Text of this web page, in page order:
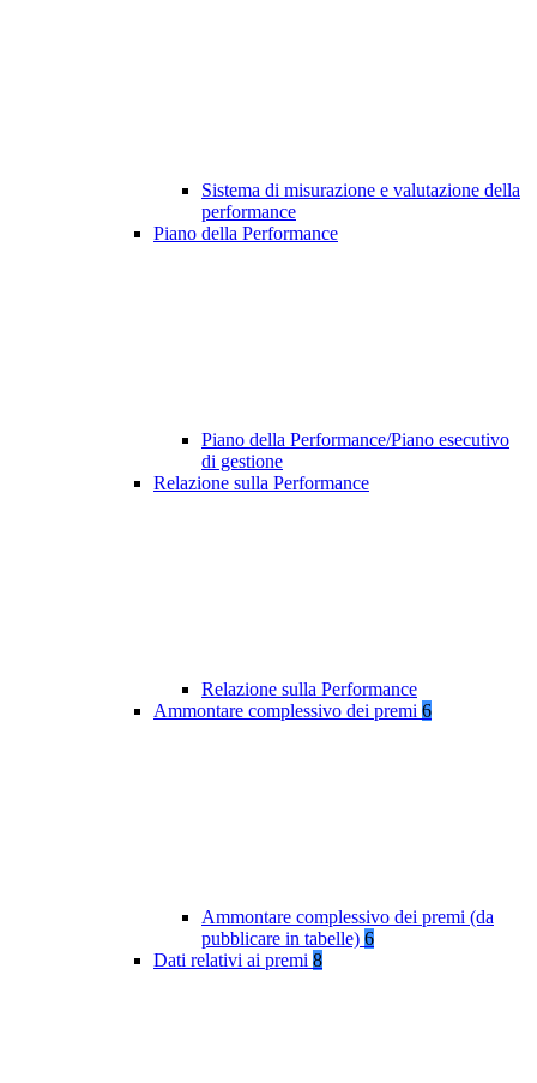
Sistema di misurazione e valutazione della
performance
Piano della Performance
Piano della Performance/Piano esecutivo
di gestione
Relazione sulla Performance
Relazione sulla Performance
Ammontare complessivo dei premi 6
Ammontare complessivo dei premi (da
pubblicare in tabelle) 6
Dati relativi ai premi 8